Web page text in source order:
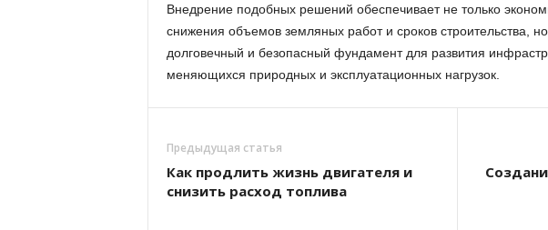
Внедрение подобных решений обеспечивает не только
снижения объемов земляных работ и сроков строительства,
долговечный и безопасный фундамент для развития
меняющихся природных и эксплуатационных нагрузок.
Предыдущая статья
Как продлить жизнь двигателя и
снизить расход топлива